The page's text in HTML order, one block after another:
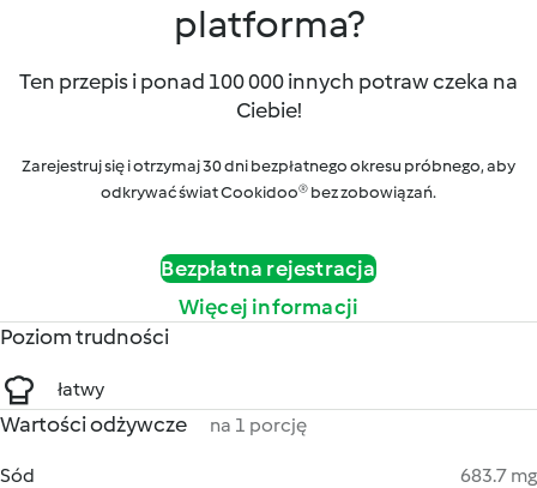
platforma?
Ten przepis i ponad 100 000 innych potraw czeka na
Ciebie!
Zarejestruj się i otrzymaj 30 dni bezpłatnego okresu próbnego, aby
odkrywać świat Cookidoo® bez zobowiązań.
Bezpłatna rejestracja
Więcej informacji
Poziom trudności
łatwy
Wartości odżywcze na 1 porcję
Sód
683.7 mg